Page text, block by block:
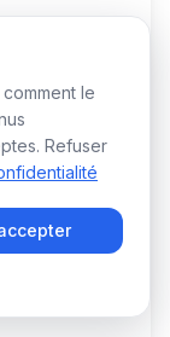
le lien du
le
Refuser